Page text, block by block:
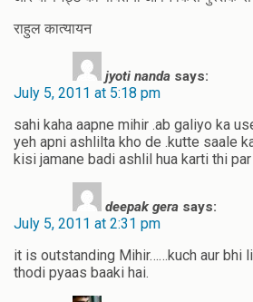
राहुल कात्यायन
jyoti nanda says:
July 5, 2011 at 5:18 pm
sahi kaha aapne mihir .ab galiyo ka
yeh apni ashlilta kho de .kutte saale
kisi jamane badi ashlil hua karti thi par
deepak gera says:
July 5, 2011 at 2:31 pm
it is outstanding Mihir……kuch aur bhi
thodi pyaas baaki hai.